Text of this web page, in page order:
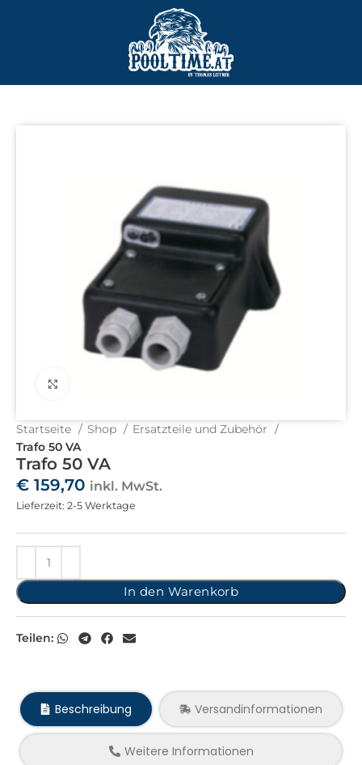
Startseite Shop
Ersatzteile und Zubehör
Trafo 50 VA
Trafo 50 VA
€ 159,70 inkl. MwSt.
Lieferzeit: 2-5 Werktage
In den Warenkorb
Teilen:
Beschreibung Versandinformationen
Weitere Informationen